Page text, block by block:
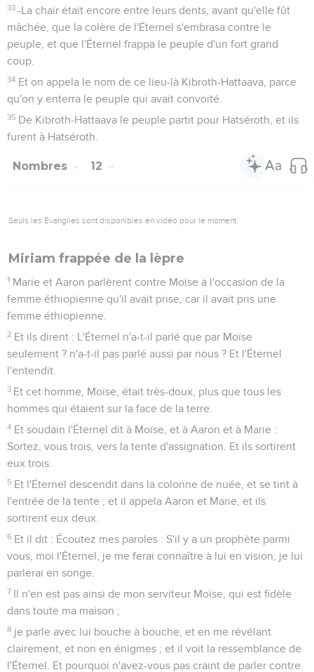
33 -La chair était encore entre leurs dents, avant qu'elle fût
mâchée, que la colère de l'Éternel s'embrasa contre le
peuple, et que l'Éternel frappa le peuple d'un fort grand
coup.
34 Et on appela le nom de ce lieu-là Kibroth-Hattaava, parce
qu'on y enterra le peuple qui avait convoité.
35 De Kibroth-Hattaava le peuple partit pour Hatséroth, et ils
furent à Hatséroth.
Nombres 12
Seuls les Évangiles sont disponibles en vidéo pour le moment.
Miriam frappée de la lèpre
1 Marie et Aaron parlèrent contre Moïse à l'occasion de la
femme éthiopienne qu'il avait prise, car il avait pris une
femme éthiopienne.
2 Et ils dirent : L'Éternel n'a-t-il parlé que par Moïse
seulement ? n'a-t-il pas parlé aussi par nous ? Et l'Éternel
l'entendit.
3 Et cet homme, Moïse, était très-doux, plus que tous les
hommes qui étaient sur la face de la terre.
4 Et soudain l'Éternel dit à Moïse, et à Aaron et à Marie :
Sortez, vous trois, vers la tente d'assignation. Et ils sortirent
eux trois.
5 Et l'Éternel descendit dans la colonne de nuée, et se tint à
l'entrée de la tente ; et il appela Aaron et Marie, et ils
sortirent eux deux.
6 Et il dit : Écoutez mes paroles : S'il y a un prophète parmi
vous, moi l'Éternel, je me ferai connaître à lui en vision, je lui
parlerai en songe.
7 Il n'en est pas ainsi de mon serviteur Moïse, qui est fidèle
dans toute ma maison ;
8 je parle avec lui bouche à bouche, et en me révélant
clairement, et non en énigmes ; et il voit la ressemblance de
l'Éternel. Et pourquoi n'avez-vous pas craint de parler contre